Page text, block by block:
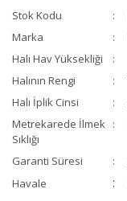
Stok Kodu
Marka
Halı Hav Yüksekliği
Halının Rengi
Halı İplik Cinsi
Metrekarede İlmek
Sıklığı
Garanti Süresi
Havale